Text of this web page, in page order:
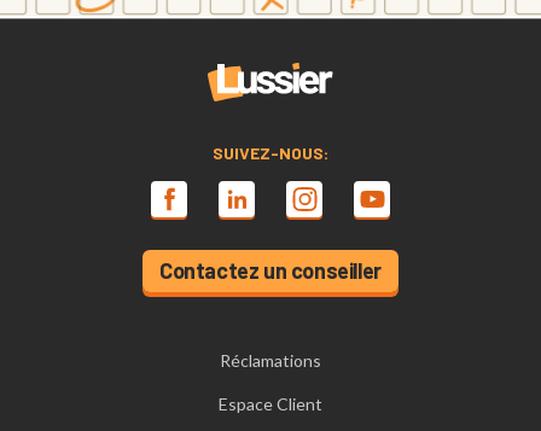
SUIVEZ-NOUS:
Contactez un conseiller
Réclamations
Espace Client